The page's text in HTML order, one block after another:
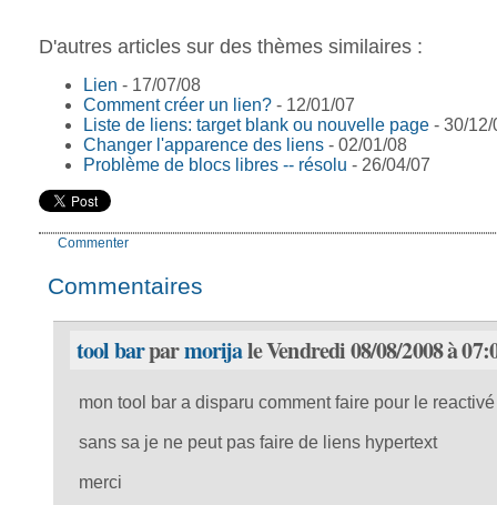
D'autres articles sur des thèmes similaires :
Lien - 17/07/08
Comment créer un lien? - 12/01/07
Liste de liens: target blank ou nouvelle page - 30/12/
Changer l'apparence des liens - 02/01/08
Problème de blocs libres -- résolu - 26/04/07
Commenter
Commentaires
tool barparmorijale Vendredi 08/08/2008 à
mon tool bar a disparu comment faire pour le reactivé
sans sa je ne peut pas faire de liens hypertext
merci